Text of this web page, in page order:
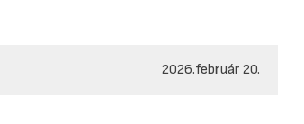
2026.február 20.